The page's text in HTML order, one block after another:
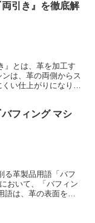
平手の幅や形状も、
革製品の周囲を縁取
。また、平手は、持
は、革製品の見た目
トにもなります。
引き』を徹底解
は、革の両側からス
い仕上がりになりま
め、裏側に糸が飛び
まいます。両引きミ
美しい縫い目を表現
備えていることが重
の両方の要件を満た
いることが重要で
方の要件を満たすこ
フィング マシ
る革製品用語「バフ
は、革の表面を研